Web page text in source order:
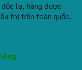
lạ, hàng được
thị trên toàn quốc.